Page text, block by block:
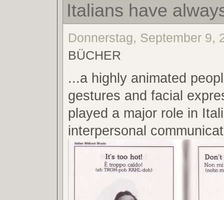
Italians have
Donnerstag, September 9,
BÜCHER
...a highly animated
gestures and facial
played a major role in
interpersonal